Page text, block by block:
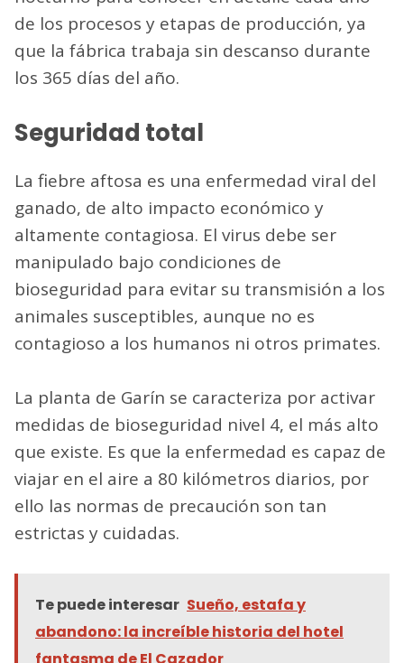
de los procesos y etapas de producción, ya
que la fábrica trabaja sin descanso durante
los 365 días del año.
Seguridad total
La fiebre aftosa es una enfermedad viral del
ganado, de alto impacto económico y
altamente contagiosa. El virus debe ser
manipulado bajo condiciones de
bioseguridad para evitar su transmisión a los
animales susceptibles, aunque no es
contagioso a los humanos ni otros primates.
La planta de Garín se caracteriza por activar
medidas de bioseguridad nivel 4, el más alto
que existe. Es que la enfermedad es capaz de
viajar en el aire a 80 kilómetros diarios, por
ello las normas de precaución son tan
estrictas y cuidadas.
Te puede interesar Sueño, estafa y
abandono: la increíble historia del hotel